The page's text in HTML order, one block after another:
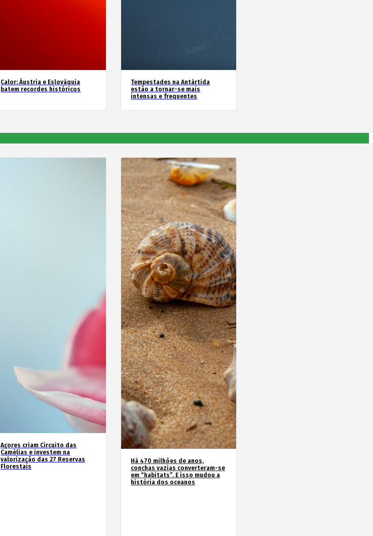
Calor: Áustria e Eslováquia
batem recordes históricos
Tempestades na Antártida
estão a tornar-se mais
intensas e frequentes
Açores criam Circuito das
Camélias e investem na
valorização das 27 Reservas
Florestais
Há 470 milhões de anos,
conchas vazias converteram-se
em “habitats”. E isso mudou a
história dos oceanos